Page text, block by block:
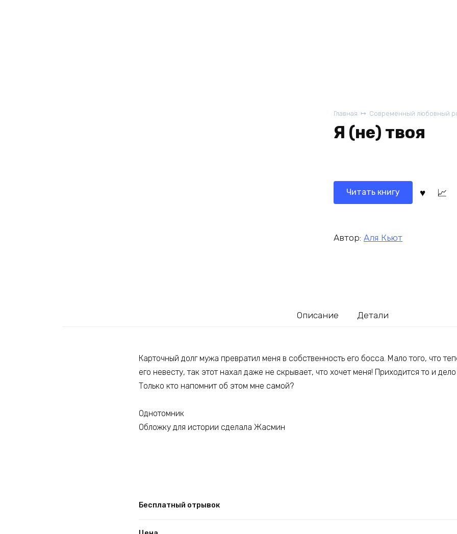
Главная Современный любовный
Я (не) твоя
Читать книгу
Автор: Аля Кьют
Описание Детали
Карточный долг мужа превратил меня в собственность его босса. Мало того, что
его невесту, так этот нахал даже не скрывает, что хочет меня! Приходится то и
Только кто напомнит об этом мне самой?
Однотомник
Обложку для истории сделала Жасмин
Бесплатный отрывок